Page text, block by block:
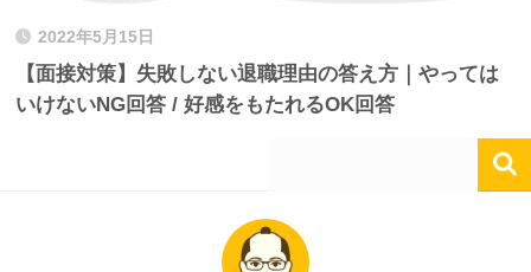
2022年5月15日
【面接対策】失敗しない退職理由の答え方｜やっては
いけないNG回答 / 好感をもたれるOK回答